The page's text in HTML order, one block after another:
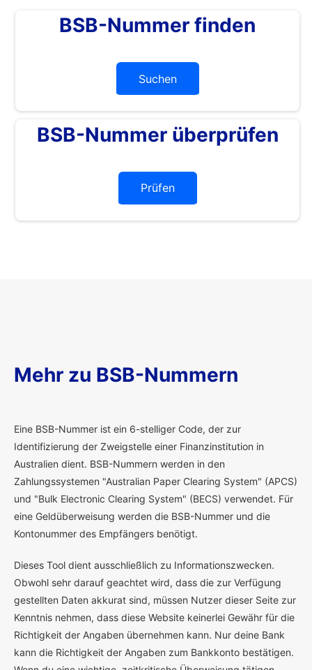
BSB-Nummer finden
Suchen
BSB-Nummer überprüfen
Prüfen
Mehr zu BSB-Nummern
Eine BSB-Nummer ist ein 6-stelliger Code, der zur
Identifizierung der Zweigstelle einer Finanzinstitution in
Australien dient. BSB-Nummern werden in den
Zahlungssystemen "Australian Paper Clearing System" (APCS)
und "Bulk Electronic Clearing System" (BECS) verwendet. Für
eine Geldüberweisung werden die BSB-Nummer und die
Kontonummer des Empfängers benötigt.
Dieses Tool dient ausschließlich zu Informationszwecken.
Obwohl sehr darauf geachtet wird, dass die zur Verfügung
gestellten Daten akkurat sind, müssen Nutzer dieser Seite zur
Kenntnis nehmen, dass diese Website keinerlei Gewähr für die
Richtigkeit der Angaben übernehmen kann. Nur deine Bank
kann die Richtigkeit der Angaben zum Bankkonto bestätigen.